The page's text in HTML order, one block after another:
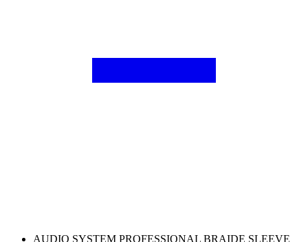
AUDIO SYSTEM PROFESSIONAL BRAIDE SLEEVE